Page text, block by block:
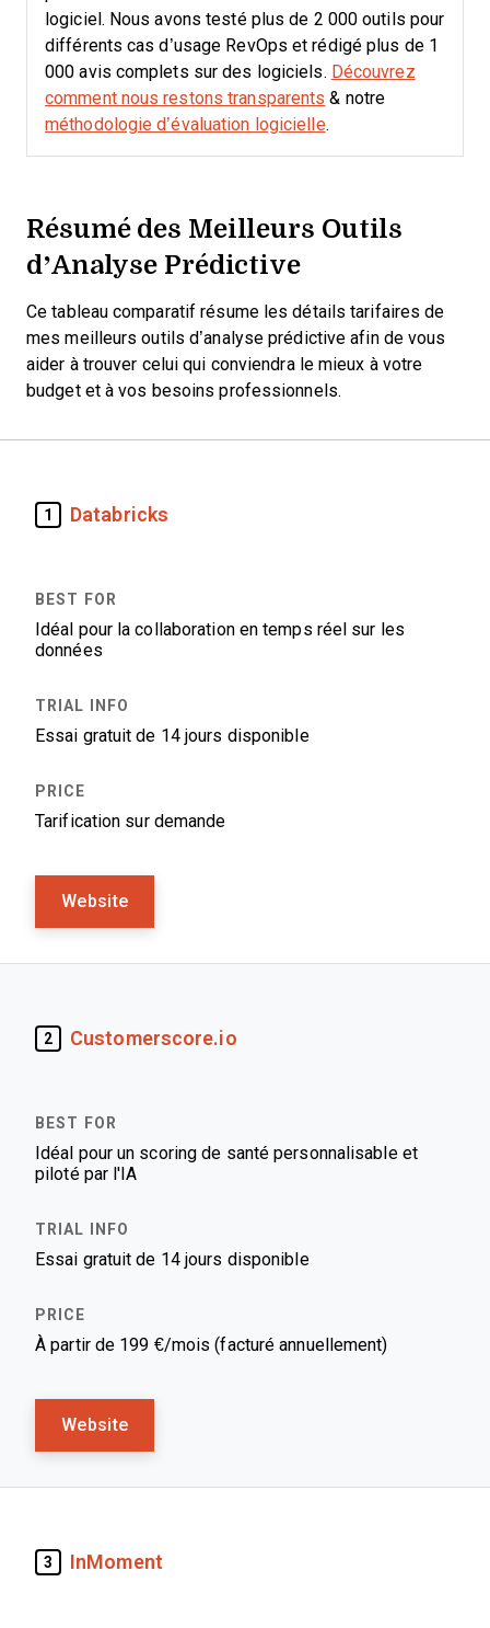
logiciel. Nous avons testé plus de 2 000 outils pour
différents cas d’usage RevOps et rédigé plus de 1
000 avis complets sur des logiciels. Découvrez
comment nous restons transparents & notre
méthodologie d’évaluation logicielle.
Résumé des Meilleurs Outils
d’Analyse Prédictive
Ce tableau comparatif résume les détails tarifaires de
mes meilleurs outils d’analyse prédictive afin de vous
aider à trouver celui qui conviendra le mieux à votre
budget et à vos besoins professionnels.
1 Databricks
Idéal pour la collaboration en temps réel sur les
données
Essai gratuit de 14 jours disponible
Tarification sur demande
Website
2 Customerscore.io
Idéal pour un scoring de santé personnalisable et
piloté par l'IA
Essai gratuit de 14 jours disponible
À partir de 199 €/mois (facturé annuellement)
Website
3 InMoment